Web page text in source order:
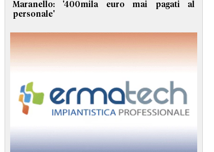
Maranello: '400mila euro mai pagati al
personale'